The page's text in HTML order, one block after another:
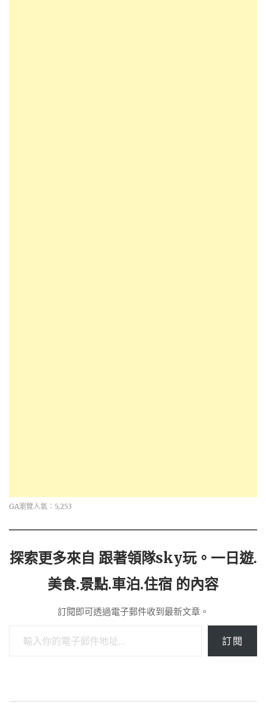
GA瀏覽人氣：5,253
探索更多來自 跟著領隊sky玩。一日遊.
美食.景點.車泊.住宿 的內容
訂閱即可透過電子郵件收到最新文章。
訂閱